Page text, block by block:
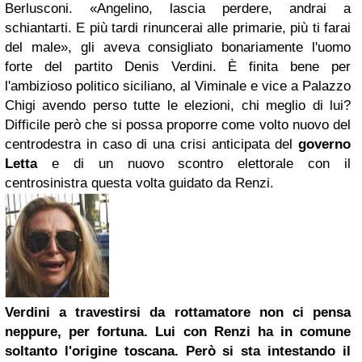
Berlusconi. «Angelino, lascia perdere, andrai a
schiantarti. E più tardi rinuncerai alle primarie, più ti farai
del male», gli aveva consigliato bonariamente l'uomo
forte del partito Denis Verdini. È finita bene per
l'ambizioso politico siciliano, al Viminale e vice a Palazzo
Chigi avendo perso tutte le elezioni, chi meglio di lui?
Difficile però che si possa proporre come volto nuovo del
centrodestra in caso di una crisi anticipata del governo
Lettae di un nuovo scontro elettorale con il
centrosinistra questa volta guidato da Renzi.
Verdini a travestirsi da rottamatore non ci pensa
neppure, per fortuna. Lui con Renzi ha in comune
soltanto l'origine toscana. Però si sta intestando il